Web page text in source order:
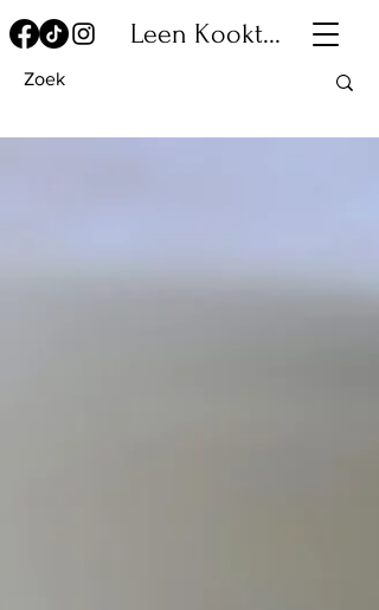
Leen Kookt...